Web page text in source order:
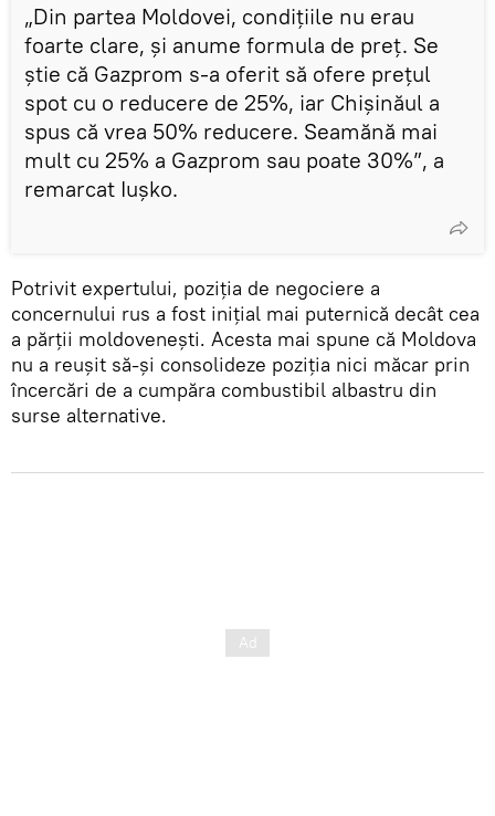
„Din partea Moldovei, condițiile nu erau
foarte clare, și anume formula de preț. Se
știe că Gazprom s-a oferit să ofere prețul
spot cu o reducere de 25%, iar Chișinăul a
spus că vrea 50% reducere. Seamănă mai
mult cu 25% a Gazprom sau poate 30%”, a
remarcat Iușko.
Potrivit expertului, poziția de negociere a
concernului rus a fost inițial mai puternică decât cea
a părții moldovenești. Acesta mai spune că Moldova
nu a reuşit să-şi consolideze poziţia nici măcar prin
încercări de a cumpăra combustibil albastru din
surse alternative.